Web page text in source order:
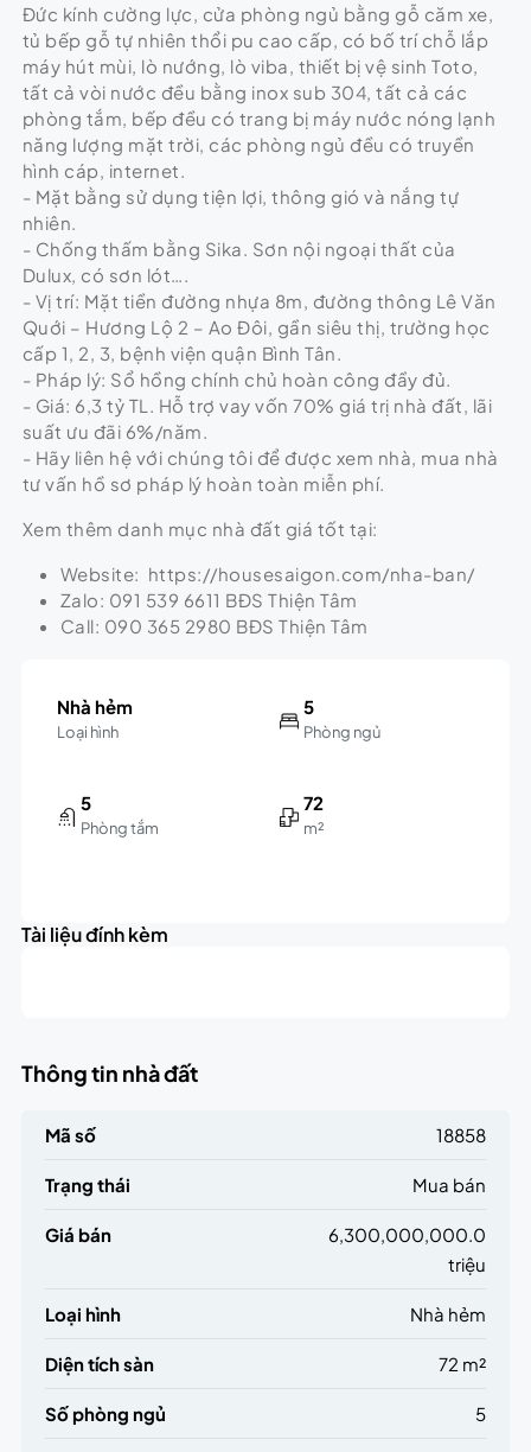
Đức kính cường lực, cửa phòng ngủ bằng gỗ căm xe,
tủ bếp gỗ tự nhiên thổi pu cao cấp, có bố trí chỗ lắp
máy hút mùi, lò nướng, lò viba, thiết bị vệ sinh Toto,
tất cả vòi nước đều bằng inox sub 304, tất cả các
phòng tắm, bếp đều có trang bị máy nước nóng lạnh
năng lượng mặt trời, các phòng ngủ đều có truyền
hình cáp, internet.
- Mặt bằng sử dụng tiện lợi, thông gió và nắng tự
nhiên.
- Chống thấm bằng Sika. Sơn nội ngoại thất của
Dulux, có sơn lót….
- Vị trí: Mặt tiền đường nhựa 8m, đường thông Lê Văn
Quới – Hương Lộ 2 – Ao Đôi, gần siêu thị, trường học
cấp 1, 2, 3, bệnh viện quận Bình Tân.
- Pháp lý: Sổ hồng chính chủ hoàn công đầy đủ.
- Giá: 6,3 tỷ TL. Hỗ trợ vay vốn 70% giá trị nhà đất, lãi
suất ưu đãi 6%/năm.
- Hãy liên hệ với chúng tôi để được xem nhà, mua nhà
tư vấn hồ sơ pháp lý hoàn toàn miễn phí.
Xem thêm danh mục nhà đất giá tốt tại:
Website: https://housesaigon.com/nha-ban/
Zalo: 091 539 6611 BĐS Thiện Tâm
Call: 090 365 2980 BĐS Thiện Tâm
Nhà hẻm
Loại hình
5
Phòng ngủ
5
Phòng tắm
72
m²
Tài liệu đính kèm
Thông tin nhà đất
Mã số 18858
Trạng thái Mua bán
Giá bán
6,300,000,000.0
triệu
Loại hình Nhà hẻm
Diện tích sàn 72 m²
Số phòng ngủ 5